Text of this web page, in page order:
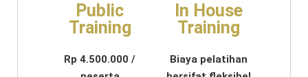
Public
Training
Rp 4.500.000 /
In House
Training
Biaya pelatihan